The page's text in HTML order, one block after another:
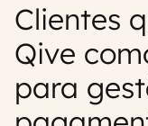
Clientes
Qive
para